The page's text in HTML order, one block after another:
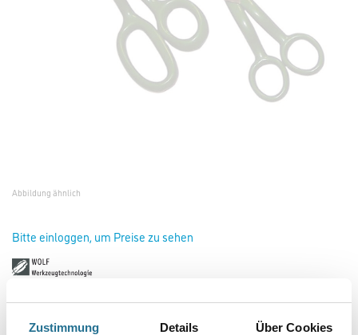
Zustimmung Details Über Cookies
Abbildung ähnlich
Bitte einloggen, um Preise zu sehen
Wolff Florschere 14cm, abgekröpft #15653
Art-Nr.:4109-000115